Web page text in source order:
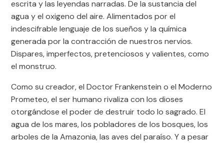
escrita y las leyendas narradas. De la sustancia del
agua y el oxigeno del aire. Alimentados por el
indescifrable lenguaje de los sueños y la química
generada por la contracción de nuestros nervios.
Dispares, imperfectos, pretenciosos y valientes, como
el monstruo.
Como su creador, el Doctor Frankenstein o el Moderno
Prometeo, el ser humano rivaliza con los dioses
otorgándose el poder de destruir todo lo sagrado. El
agua de los mares, los pobladores de los bosques, los
arboles de la Amazonia, las aves del paraíso. Y a pesar